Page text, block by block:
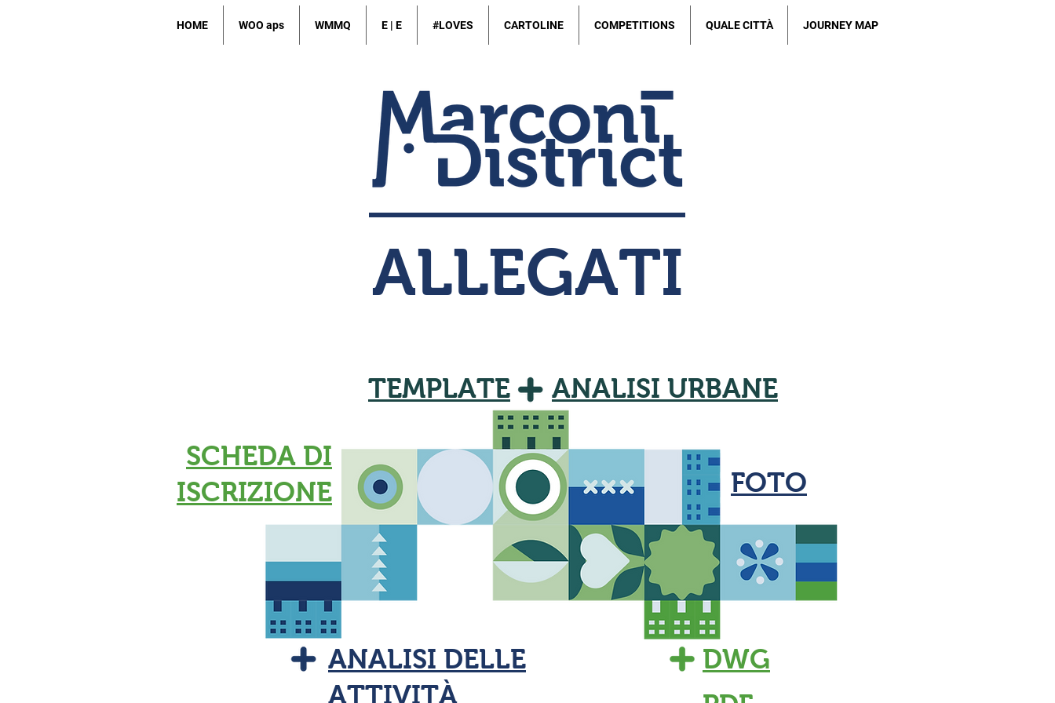
HOME WOO aps WMMQ E | E #LOVES CARTOLINE COMPETITIONS QUALE CITTÀ JOURNEY MAP
ALLEGATI
ANALISI URBANE
SCHEDA DI
ISCRIZIONE
FOTO
ANALISI DELLE
ATTIVITÀ
DWG
TEMPLATE